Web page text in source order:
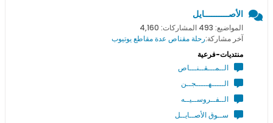
الأصــــــــــايل
المواضيع: 493 المشاركات: 4,160
آخر مشاركة:رحلة مقناص عدة مقاطع يوتيوب
منتديات-فرعية
الــمـــقــنـــاص
الـــــهـــــجــن
الــفــروســيــه
ســوق الأصــايــل